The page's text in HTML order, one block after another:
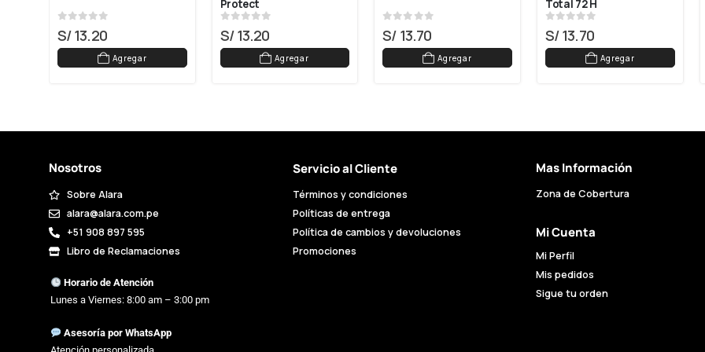
S/13.20
Agregar
Protect
S/13.20
Agregar
S/ 13.70
Agregar
Total 72 H
S/13.70
Agregar
Nosotros
Sobre Alara
alara@alara.com.pe
+51 908 897 595
Libro de Reclamaciones
Horario de Atención
Lunes a Viernes: 8:00 am – 3:00 pm
Asesoría por WhatsApp
Servicio al Cliente
Términos y condiciones
Políticas de entrega
Política de cambios y devoluciones
Promociones
Mas Información
Zona de Cobertura
Mi Cuenta
Mi Perfil
Mis pedidos
Sigue tu orden